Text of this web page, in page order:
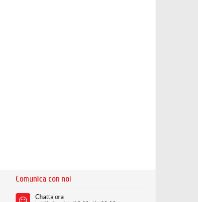
Comunica con noi
Chatta ora